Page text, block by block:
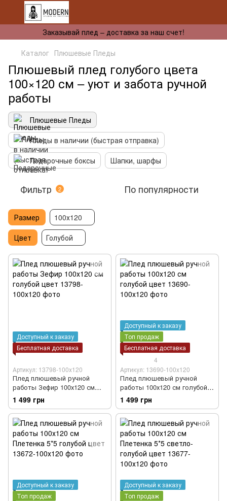
Заказывай плед – доставка за наш счет!
Каталог Плюшевые Пледы
Плюшевый плед голубого цвета
100×120 см – уют и забота ручной
работы
Плюшевые Пледы
Пледы в наличии (быстрая отправка)
Подарочные боксы
Шапки, шарфы
Фильтр 2 По популярности
Размер
100х120
Цвет
Голубой
Доступный к заказу
Бесплатная доставка
Артикул: 13798-100х120
Плед плюшевый ручной
работы Зефир 100х120 см
голубой цвет
1 499 грн
Доступный к заказу
Топ продаж
Бесплатная доставка
4
Артикул: 13690-100х120
Плед плюшевый ручной
работы 100х120 см голубой
цвет
1 499 грн
Доступный к заказу
Топ продаж
Доступный к заказу
Топ продаж